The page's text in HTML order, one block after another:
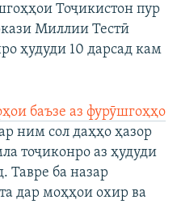
Тоҷикистон пур
Миллии Тестӣ
ҳудуди 10 дарсад кам
баъзе аз фурӯшгоҳҳо
ним сол даҳҳо ҳазор
тоҷиконро аз ҳудуди
Тавре ба назар
дар моҳҳои охир ва